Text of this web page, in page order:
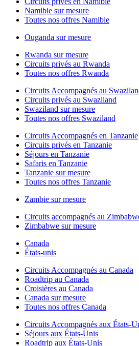
Namibie sur mesure
Toutes nos offres Namibie
Ouganda sur mesure
Rwanda sur mesure
Circuits privés au Rwanda
Toutes nos offres Rwanda
Circuits Accompagnés au
Circuits privés au Swaziland
Swaziland sur mesure
Toutes nos offres Swaziland
Circuits Accompagnés en Tanzanie
Circuits privés en Tanzanie
Séjours en Tanzanie
Safaris en Tanzanie
Tanzanie sur mesure
Toutes nos offres Tanzanie
Zambie sur mesure
Circuits accompagnés au
Zimbabwe sur mesure
Canada
États-unis
Circuits Accompagnés au Canada
Roadtrip au Canada
Croisières au Canada
Canada sur mesure
Toutes nos offres Canada
Circuits Accompagnés aux États-
Séjours aux États-Unis
Roadtrip aux États-Unis